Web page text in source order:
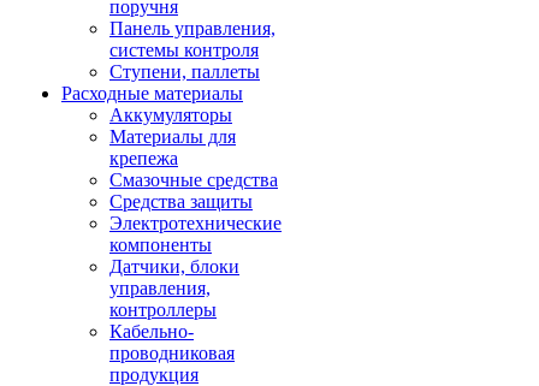
поручня
Панель управления,
системы контроля
Ступени, паллеты
Расходные материалы
Аккумуляторы
Материалы для
крепежа
Смазочные средства
Средства защиты
Электротехнические
компоненты
Датчики, блоки
управления,
контроллеры
Кабельно-
проводниковая
продукция